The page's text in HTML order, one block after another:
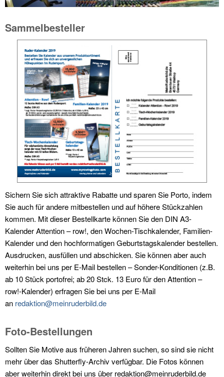
Sammelbesteller
Sichern Sie sich attraktive Rabatte und sparen Sie Porto, indem
Sie auch für andere mitbestellen und auf höhere Stückzahlen
kommen. Mit dieser Bestellkarte können Sie den DIN A3-
Kalender Attention – row!, den Wochen-Tischkalender, Familien-
Kalender und den hochformatigen Geburtstagskalender bestellen.
Ausdrucken, ausfüllen und abschicken. Sie können aber auch
weiterhin bei uns per E-Mail bestellen – Sonder-Konditionen (z.B.
ab 10 Stück portofrei; ab 20 Stck. 13 Euro für den Attention –
row!-Kalender) erfragen Sie bei uns per E-Mail
an redaktion@meinruderbild.de
Foto-Bestellungen
Sollten Sie Motive aus früheren Jahren suchen, so sind sie nicht
mehr über das Shutterfly-Archiv verfügbar. Die Fotos können
aber weiterhin direkt bei uns über redaktion@meinruderbild.de